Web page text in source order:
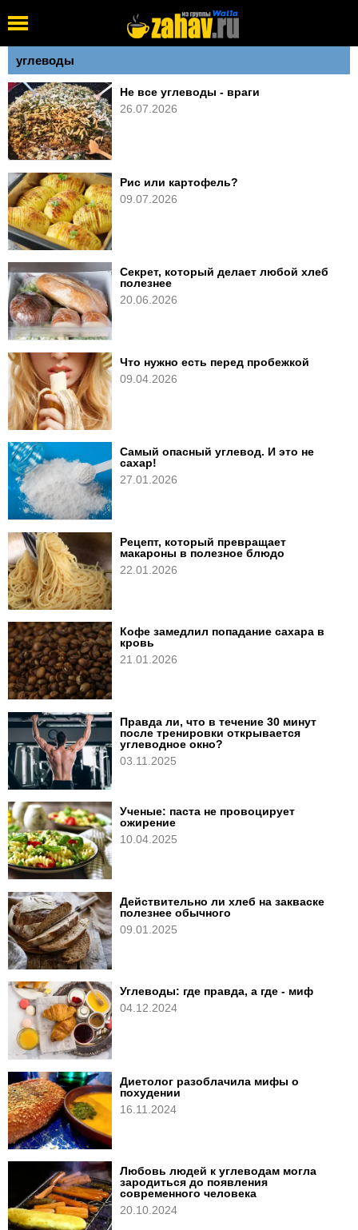
углеводы
Не все углеводы - враги
26.07.2026
Рис или картофель?
09.07.2026
Секрет, который делает любой хлеб
полезнее
20.06.2026
Что нужно есть перед пробежкой
09.04.2026
Самый опасный углевод. И это не
сахар!
27.01.2026
Рецепт, который превращает
макароны в полезное блюдо
22.01.2026
Кофе замедлил попадание сахара в
кровь
21.01.2026
Правда ли, что в течение 30 минут
после тренировки открывается
углеводное окно?
03.11.2025
Ученые: паста не провоцирует
ожирение
10.04.2025
Действительно ли хлеб на закваске
полезнее обычного
09.01.2025
Углеводы: где правда, а где - миф
04.12.2024
Диетолог разоблачила мифы о
похудении
16.11.2024
Любовь людей к углеводам могла
зародиться до появления
современного человека
20.10.2024